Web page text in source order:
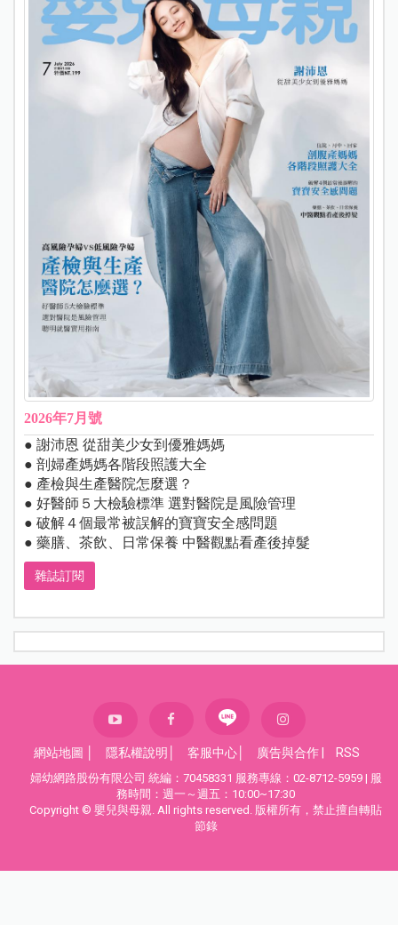
2026年7月號
● 謝沛恩 從甜美少女到優雅媽媽
● 剖婦產媽媽各階段照護大全
● 產檢與生產醫院怎麼選？
● 好醫師５大檢驗標準 選對醫院是風險管理
● 破解４個最常被誤解的寶寶安全感問題
● 藥膳、茶飲、日常保養 中醫觀點看產後掉髮
雜誌訂閱
網站地圖 隱私權說明 客服中心 廣告與合作 RSS
婦幼網路股份有限公司 統編：70458331 服務專線：02-8712-5959 | 服
務時間：週一～週五：10:00~17:30
Copyright © 嬰兒與母親. All rights reserved. 版權所有，禁止擅自轉貼
節錄